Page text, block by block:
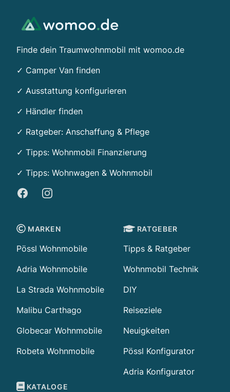
Finde dein Traumwohnmobil mit womoo.de
✓ Camper Van finden
✓ Ausstattung konfigurieren
✓ Händler finden
✓ Ratgeber: Anschaffung & Pflege
✓ Tipps: Wohnmobil Finanzierung
✓ Tipps: Wohnwagen & Wohnmobil
FacebookInstagram
MARKEN
Pössl Wohnmobile
Adria Wohnmobile
La Strada Wohnmobile
Malibu Carthago
Globecar Wohnmobile
Robeta Wohnmobile
KATALOGE
RATGEBER
Tipps & Ratgeber
Wohnmobil Technik
DIY
Reiseziele
Neuigkeiten
Pössl Konfigurator
Adria Konfigurator